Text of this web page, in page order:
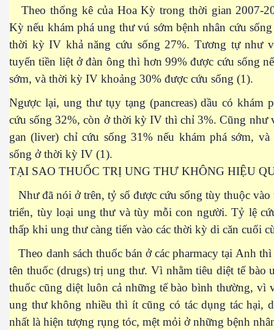
Theo thống kê của Hoa Kỳ trong thời gian 2007-
Kỳ nếu khám phá ung thư vú sớm bệnh nhân cứu
thời kỳ IV khả năng cứu sống 27%. Tương tự như
tuyến tiền liệt ở đàn ông thì hơn 99% được cứu sống
sớm, và thời kỳ IV khoảng 30% được cứu sống (1).
Ngược lại, ung thư tụy tạng (pancreas) dầu có khám
cứu sống 32%, còn ở thời kỳ IV thì chỉ 3%. Cũng như
gan (liver) chỉ cứu sống 31% nếu khám phá sớm,
sống ở thời kỳ IV (1).
TẠI SAO THUỐC TRỊ UNG THƯ KHÔNG HIỆU
Như đã nói ở trên, tỷ số được cứu sống tùy thuộc
triển, tùy loại ung thư và tùy mỗi con người. Tỷ lệ
thấp khi ung thư càng tiến vào các thời kỳ di căn cuối
Theo danh sách thuốc bán ở các pharmacy tại Anh
tên thuốc (drugs) trị ung thư. Vì nhằm tiêu diệt tế bào
thuốc cũng diệt luôn cả những tế bào bình thường, vì
ung thư không nhiều thì ít cũng có tác dụng tác hại,
nhất là hiện tượng rụng tóc, mệt mỏi ở những bệnh
Văn Đạt